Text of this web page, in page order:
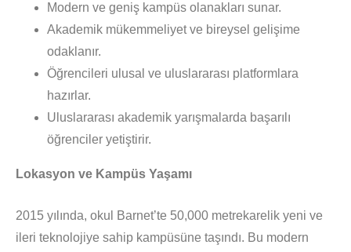
Modern ve geniş kampüs olanakları sunar.
Akademik mükemmeliyet ve bireysel gelişime
odaklanır.
Öğrencileri ulusal ve uluslararası platformlara
hazırlar.
Uluslararası akademik yarışmalarda başarılı
öğrenciler yetiştirir.
Lokasyon ve Kampüs Yaşamı
2015 yılında, okul Barnet’te 50,000 metrekarelik yeni ve
ileri teknolojiye sahip kampüsüne taşındı. Bu modern